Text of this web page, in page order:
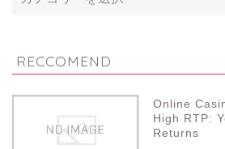
RECCOMEND
Online
High RTP:
Returns